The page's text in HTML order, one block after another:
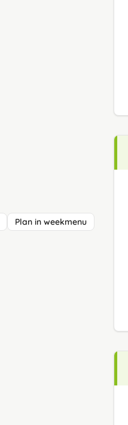
Plan in weekmenu